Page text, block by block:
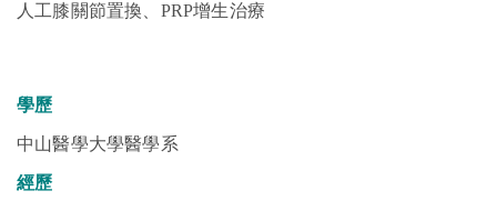
人工膝關節置換、PRP增生治療
學歷
中山醫學大學醫學系
經歷